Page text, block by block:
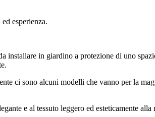
esperienza.
installare in giardino a protezione di uno
ci sono alcuni modelli che vanno per la
e al tessuto leggero ed esteticamente alla